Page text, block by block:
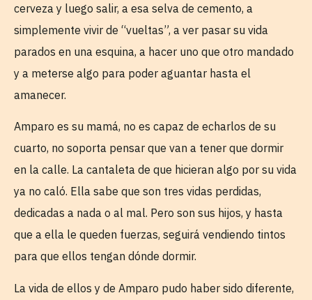
cerveza y luego salir, a esa selva de cemento, a
simplemente vivir de “vueltas”, a ver pasar su vida
parados en una esquina, a hacer uno que otro mandado
y a meterse algo para poder aguantar hasta el
amanecer.
Amparo es su mamá, no es capaz de echarlos de su
cuarto, no soporta pensar que van a tener que dormir
en la calle. La cantaleta de que hicieran algo por su vida
ya no caló. Ella sabe que son tres vidas perdidas,
dedicadas a nada o al mal. Pero son sus hijos, y hasta
que a ella le queden fuerzas, seguirá vendiendo tintos
para que ellos tengan dónde dormir.
La vida de ellos y de Amparo pudo haber sido diferente,